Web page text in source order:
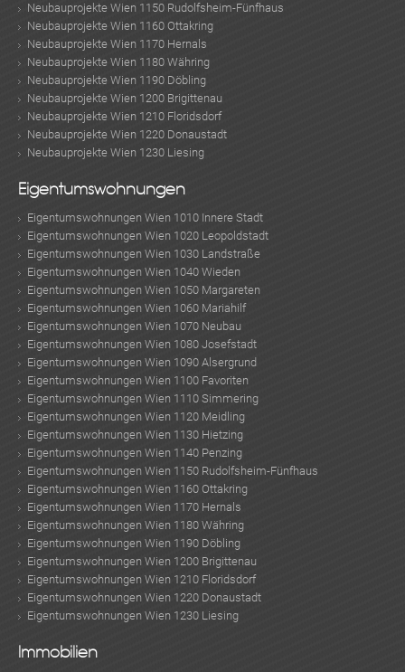
Neubauprojekte Wien 1150 Rudolfsheim-Fünfhaus
Neubauprojekte Wien 1160 Ottakring
Neubauprojekte Wien 1170 Hernals
Neubauprojekte Wien 1180 Währing
Neubauprojekte Wien 1190 Döbling
Neubauprojekte Wien 1200 Brigittenau
Neubauprojekte Wien 1210 Floridsdorf
Neubauprojekte Wien 1220 Donaustadt
Neubauprojekte Wien 1230 Liesing
Eigentumswohnungen
Eigentumswohnungen Wien 1010 Innere Stadt
Eigentumswohnungen Wien 1020 Leopoldstadt
Eigentumswohnungen Wien 1030 Landstraße
Eigentumswohnungen Wien 1040 Wieden
Eigentumswohnungen Wien 1050 Margareten
Eigentumswohnungen Wien 1060 Mariahilf
Eigentumswohnungen Wien 1070 Neubau
Eigentumswohnungen Wien 1080 Josefstadt
Eigentumswohnungen Wien 1090 Alsergrund
Eigentumswohnungen Wien 1100 Favoriten
Eigentumswohnungen Wien 1110 Simmering
Eigentumswohnungen Wien 1120 Meidling
Eigentumswohnungen Wien 1130 Hietzing
Eigentumswohnungen Wien 1140 Penzing
Eigentumswohnungen Wien 1150 Rudolfsheim-Fünfhaus
Eigentumswohnungen Wien 1160 Ottakring
Eigentumswohnungen Wien 1170 Hernals
Eigentumswohnungen Wien 1180 Währing
Eigentumswohnungen Wien 1190 Döbling
Eigentumswohnungen Wien 1200 Brigittenau
Eigentumswohnungen Wien 1210 Floridsdorf
Eigentumswohnungen Wien 1220 Donaustadt
Eigentumswohnungen Wien 1230 Liesing
Immobilien